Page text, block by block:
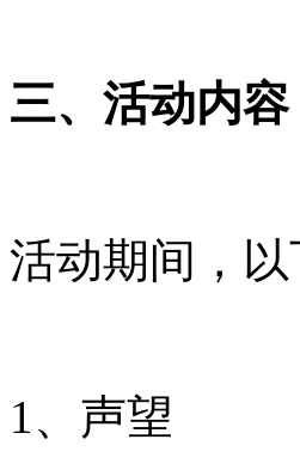
三、 活动内容
活动期间，
1、声望